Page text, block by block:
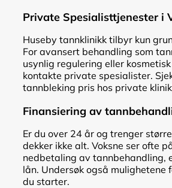
Private Spesialisttjenester i
Huseby tannklinikk tilbyr kun
For avansert behandling som
usynlig regulering eller
kontakte private spesialister.
tannbleking pris hos private
Finansiering av
Er du over 24 år og trenger
dekker ikke alt. Voksne ser ofte
nedbetaling av tannbehandling,
lån. Undersøk også mulighetene
du starter.